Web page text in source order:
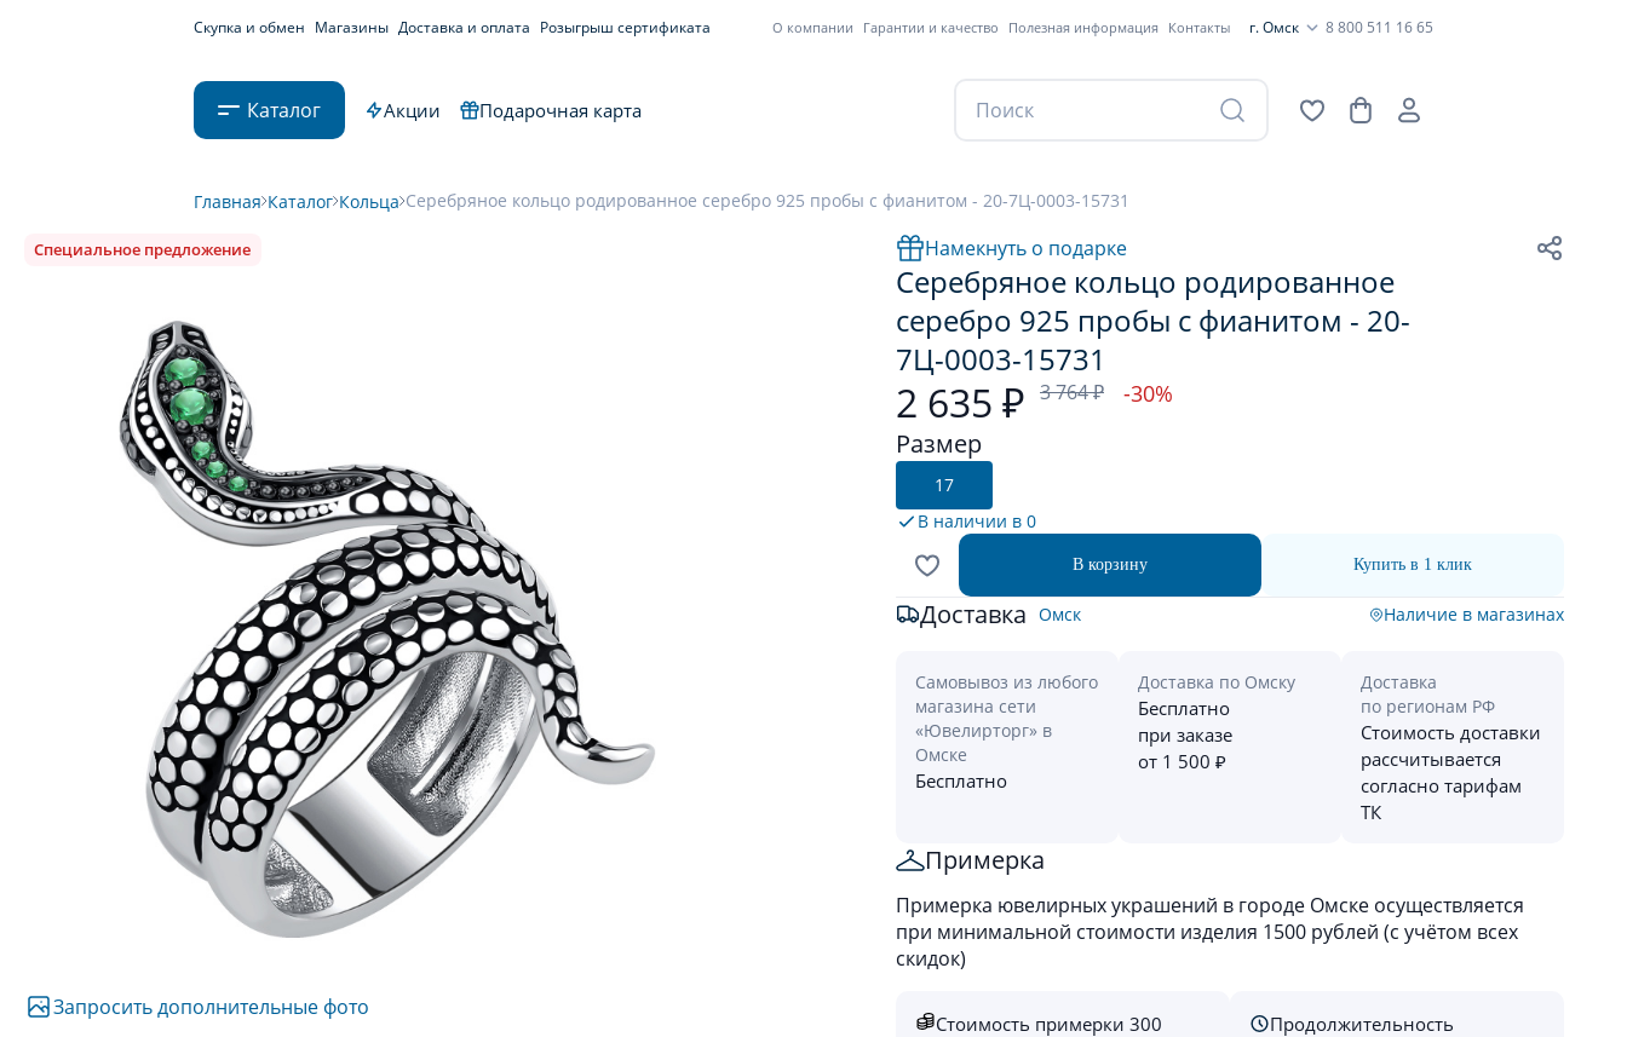
Скупка и обмен Магазины Доставка и оплата Розыгрыш сертификата О компании Гарантии и качество Полезная информация Контакты г. Омск 8 800 511 16 65
Каталог Акции Подарочная карта
Главная Каталог Кольца Серебряное кольцо родированное серебро 925 пробы с фианитом - 20-7Ц-0003-15731
Специальное предложение
Запросить дополнительные фото
Намекнуть о подарке
Серебряное кольцо родированное
серебро 925 пробы с фианитом - 20-
7Ц-0003-15731
2 635 ₽ 3 764 ₽ -30%
Размер
17
В наличии в 0
В корзину Купить в 1 клик
Доставка Омск Наличие в магазинах
Самовывоз из любого
магазина сети
«Ювелирторг» в
Омске
Бесплатно
Доставка по Омску
Бесплатно
при заказе
от 1 500 ₽
Доставка
по регионам РФ
Стоимость доставки
рассчитывается
согласно тарифам
ТК
Примерка
Примерка ювелирных украшений в городе Омске осуществляется
при минимальной стоимости изделия 1500 рублей (с учётом всех
скидок)
Стоимость примерки 300
Продолжительность